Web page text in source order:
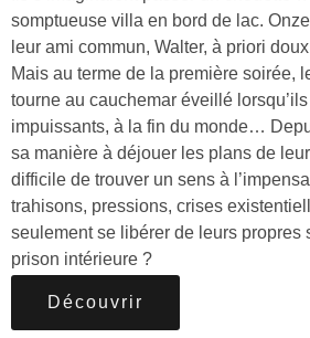
somptueuse villa en bord de lac.
leur ami commun, Walter, à priori
Mais au terme de la première soirée,
tourne au cauchemar éveillé
impuissants, à la fin du monde…
sa manière à déjouer les plans de
difficile de trouver un sens à
trahisons, pressions, crises
seulement se libérer de leurs propres
prison intérieure ?
Découvrir